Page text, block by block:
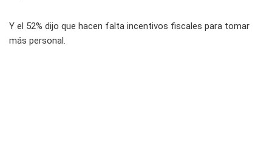
Y el 52% dijo que hacen falta incentivos fiscales para tomar
más personal.